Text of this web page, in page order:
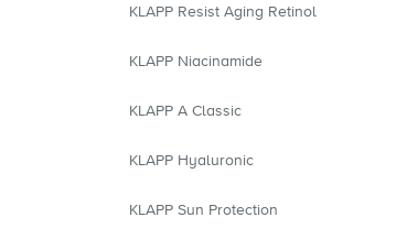
KLAPP Resist Aging Retinol
KLAPP Niacinamide
KLAPP A Classic
KLAPP Hyaluronic
KLAPP Sun Protection